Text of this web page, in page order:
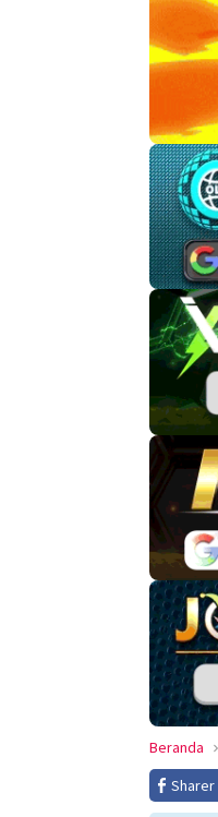
Beranda
Sharer